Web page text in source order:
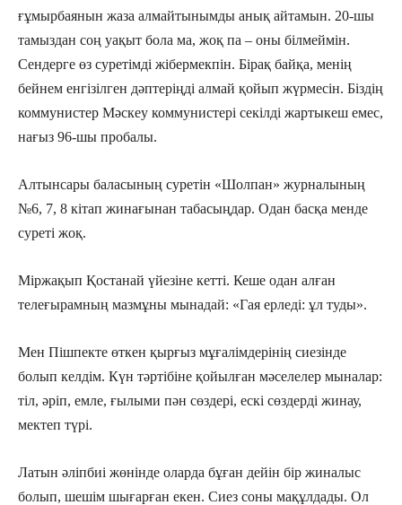
ғұмырбаянын жаза алмайтынымды анық айтамын. 20-шы
тамыздан соң уақыт бола ма, жоқ па – оны білмеймін.
Сендерге өз суретімді жібермекпін. Бірақ байқа, менің
бейнем енгізілген дәптеріңді алмай қойып жүрмесін. Біздің
коммунистер Мәскеу коммунистері секілді жартыкеш емес,
нағыз 96-шы пробалы.
Алтынсары баласының суретін «Шолпан» журналының
№6, 7, 8 кітап жинағынан табасыңдар. Одан басқа менде
суреті жоқ.
Міржақып Қостанай үйезіне кетті. Кеше одан алған
телеғырамның мазмұны мынадай: «Гая ерледі: ұл туды».
Мен Пішпекте өткен қырғыз мұғалімдерінің сиезінде
болып келдім. Күн тәртібіне қойылған мәселелер мыналар:
тіл, әріп, емле, ғылыми пән сөздері, ескі сөздерді жинау,
мектеп түрі.
Латын әліпбиі жөнінде оларда бұған дейін бір жиналыс
болып, шешім шығарған екен. Сиез соны мақұлдады. Ол